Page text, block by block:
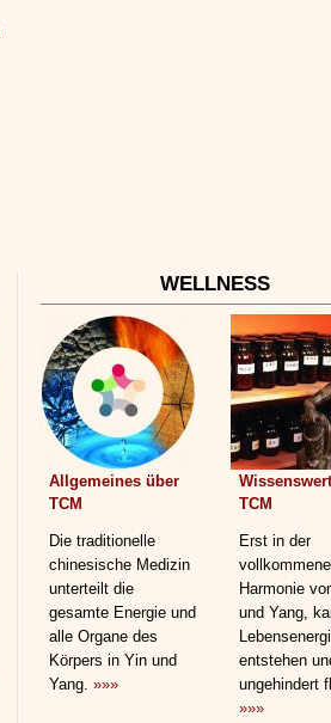
WELLNESS
Allgemeines über
TCM
Die traditionelle
chinesische Medizin
unterteilt die
gesamte Energie und
alle Organe des
Körpers in Yin und
Yang. »»»
TCM
Erst in der
Harmonie
und Yang,
entstehen
ungehindert
»»»